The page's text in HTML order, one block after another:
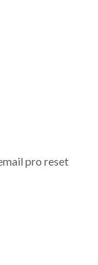
pro reset